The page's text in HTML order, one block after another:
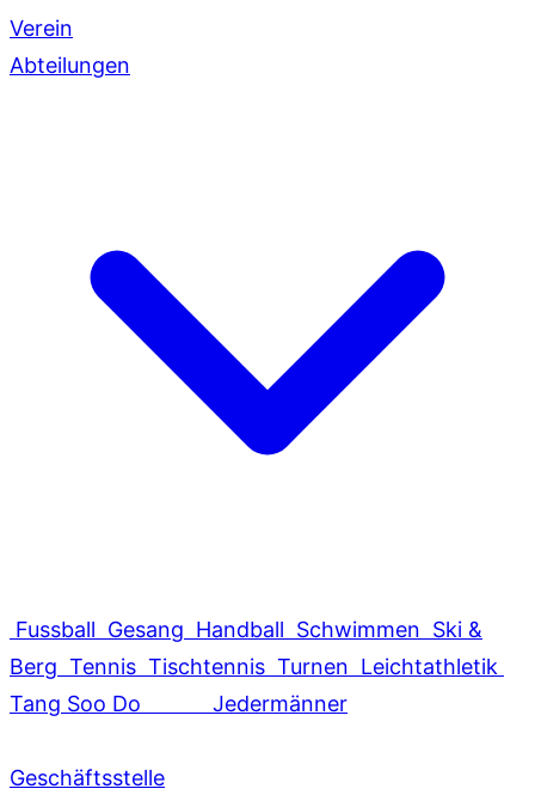
Verein
Abteilungen
Fussball Gesang Handball Schwimmen Ski &
Berg Tennis Tischtennis Turnen Leichtathletik
Tang Soo Do
Jedermänner
Geschäftsstelle